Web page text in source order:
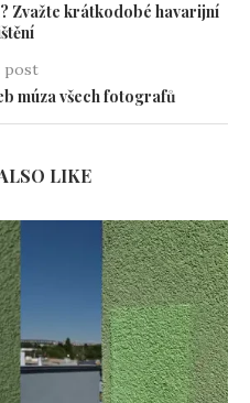
Zvažte krátkodobé havarijní
post
múza všech fotografů
LIKE